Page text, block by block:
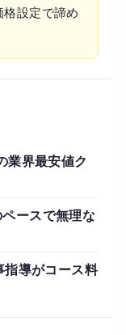
格設定で諦め
業界最安値ク
ースで無理な
指導がコース料